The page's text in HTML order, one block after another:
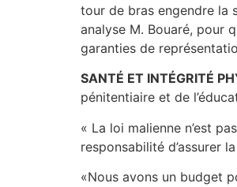
tour de bras engendre la
analyse M. Bouaré, pour
garanties de
SANTÉ ET INTÉGRITÉ
pénitentiaire et de
« La loi malienne n’est
responsabilité d’assurer
«Nous avons un budget